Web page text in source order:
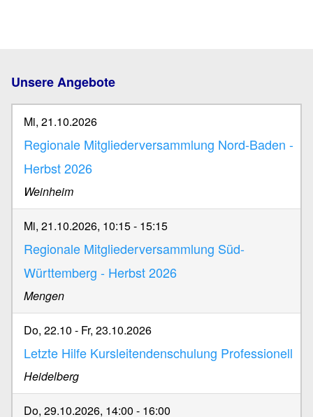
Unsere Angebote
Mi, 21.10.2026
Regionale Mitgliederversammlung Nord-Baden -
Herbst 2026
Weinheim
Mi, 21.10.2026, 10:15- 15:15
Regionale Mitgliederversammlung Süd-
Württemberg - Herbst 2026
Mengen
Do, 22.10 - Fr, 23.10.2026
Letzte Hilfe Kursleitendenschulung Professionell
Heidelberg
Do, 29.10.2026, 14:00 - 16:00